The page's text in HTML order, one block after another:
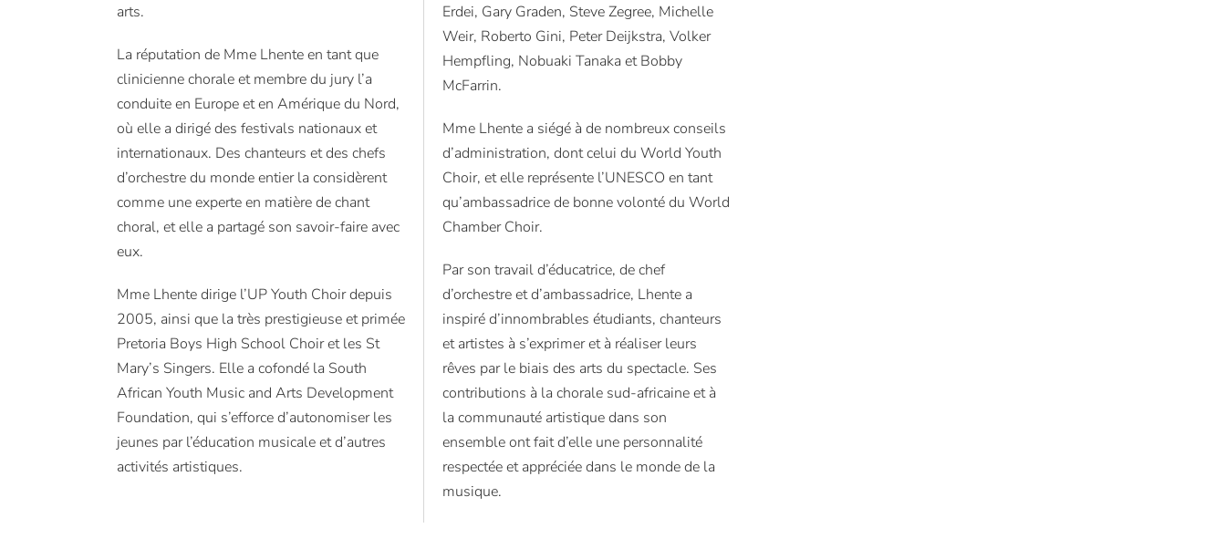
arts.
La réputation de Mme Lhente en tant que
clinicienne chorale et membre du jury l’a
conduite en Europe et en Amérique du Nord,
où elle a dirigé des festivals nationaux et
internationaux. Des chanteurs et des chefs
d’orchestre du monde entier la considèrent
comme une experte en matière de chant
choral, et elle a partagé son savoir-faire avec
eux.
Mme Lhente dirige l’UP Youth Choir depuis
2005, ainsi que la très prestigieuse et primée
Pretoria Boys High School Choir et les St
Mary’s Singers. Elle a cofondé la South
African Youth Music and Arts Development
Foundation, qui s’efforce d’autonomiser les
jeunes par l’éducation musicale et d’autres
activités artistiques.
Erdei, Gary Graden, Steve Zegree, Michelle
Weir, Roberto Gini, Peter Deijkstra, Volker
Hempfling, Nobuaki Tanaka et Bobby
McFarrin.
Mme Lhente a siégé à de nombreux conseils
d’administration, dont celui du World Youth
Choir, et elle représente l’UNESCO en tant
qu’ambassadrice de bonne volonté du World
Chamber Choir.
Par son travail d’éducatrice, de chef
d’orchestre et d’ambassadrice, Lhente a
inspiré d’innombrables étudiants, chanteurs
et artistes à s’exprimer et à réaliser leurs
rêves par le biais des arts du spectacle. Ses
contributions à la chorale sud-africaine et à
la communauté artistique dans son
ensemble ont fait d’elle une personnalité
respectée et appréciée dans le monde de la
musique.